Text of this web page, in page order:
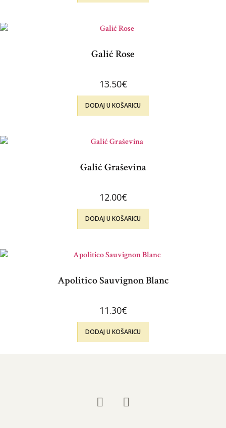
Galić Rose
13.50€
DODAJ U KOŠARICU
Galić Graševina
12.00€
DODAJ U KOŠARICU
Apolitico Sauvignon Blanc
11.30€
DODAJ U KOŠARICU